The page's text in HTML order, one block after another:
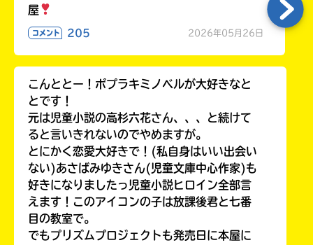
屋
コメント 205 2026年05月26日
こんととー！ポプラキミノベルが大好きなと
とです！
元は児童小説の高杉六花さん、、、と続けて
ると言いきれないのでやめますが。
とにかく恋愛大好きで！(私自身はいい出会い
ない)あさばみゆきさん(児童文庫中心作家)も
好きになりましたっ児童小説ヒロイン全部言
えます！このアイコンの子は放課後君と七番
目の教室で。
でもプリズムプロジェクトも発売日に本屋に